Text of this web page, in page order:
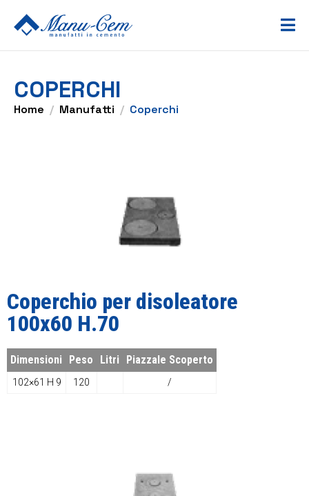
COPERCHI
Home Manufatti Coperchi
Coperchio per disoleatore
100x60 H.70
Dimensioni Peso Litri Piazzale Scoperto
102×61 H 9 120 /